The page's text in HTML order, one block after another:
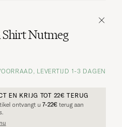
Nutmeg
LEVERTIJD 1-3 DAGEN
EN KRIJG TOT 22€ TERUG
ontvangt u 7-22€ terug aan